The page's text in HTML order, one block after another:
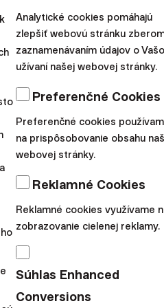
fogyasztási
Valakinek az
használt) autót
hogy drága elektronikai
lakásátalakítást végezzen.
az több mint néhány
megtakarításhoz
vagy akár az Euró
magas összegű jutalékok
vagy örökségből
az említett befektetési
Analytické cookies pomáhajú
zlepšiť webovú stránku
zaznamenávaním údajov o
užívaní našej webovej stránky.
Preferenčné Cookies
Preferenčné cookies
na prispôsobovanie obsahu
webovej stránky.
Reklamné Cookies
Reklamné cookies využívame
zobrazovanie cielenej reklamy.
Súhlas Enhanced
Conversions